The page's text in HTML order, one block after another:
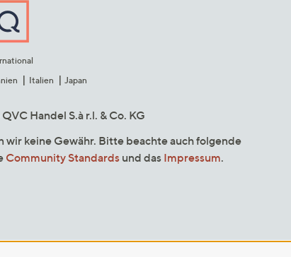
Italien Japan
Handel S.à r.l. & Co. KG
keine Gewähr. Bitte beachte auch folgende
Community Standardsund das Impressum.